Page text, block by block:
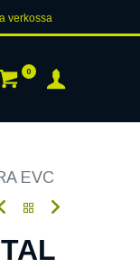
verk​​​​ossa
0
EVC